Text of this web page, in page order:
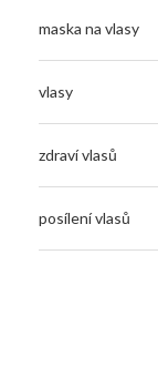
maska na vlasy
vlasy
zdraví vlasů
posílení vlasů